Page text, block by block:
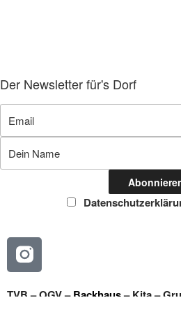
Der Newsletter für's Dorf
TVB–OGV–Backhaus–Kita–